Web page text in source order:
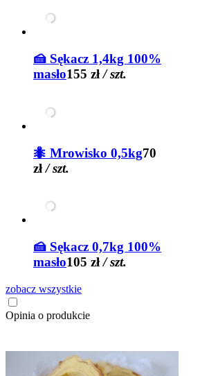
🍰 Sękacz 1,4kg 100%
masło155 zł / szt.
🐜 Mrowisko 0,5kg70
zł / szt.
🍰 Sękacz 0,7kg 100%
masło105 zł / szt.
zobacz wszystkie
Opinia o produkcie